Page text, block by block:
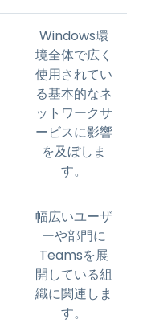
Windows環
境全体で広く
使用されてい
る基本的なネ
ットワークサ
ービスに影響
を及ぼしま
す。
幅広いユーザ
ーや部門に
Teamsを展
開している組
織に関連しま
す。